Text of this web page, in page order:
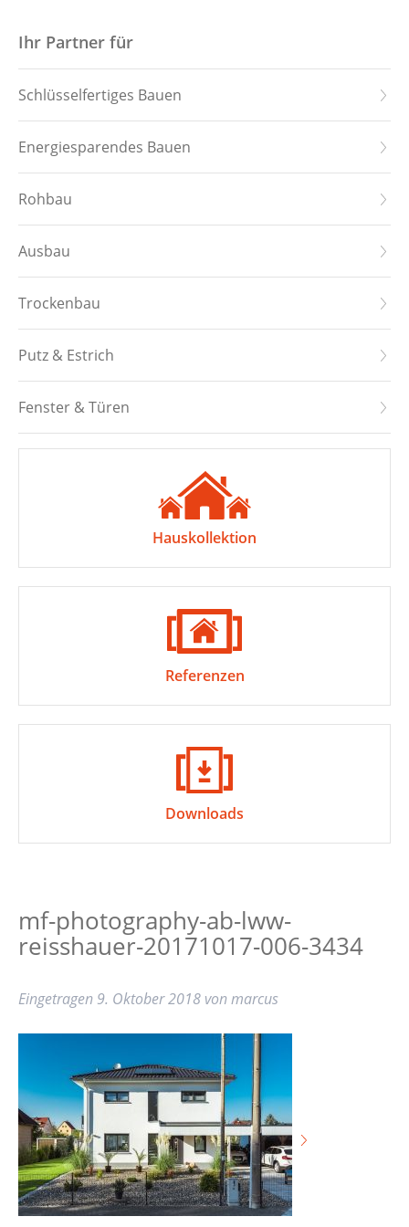
Hauskollektion
Downloads
Leistungen
Referenzen
Über uns
Stellenangebote
Kontakt
Ihr Partner für
Schlüsselfertiges Bauen
Energiesparendes Bauen
Rohbau
Ausbau
Trockenbau
Putz & Estrich
Fenster & Türen
Hauskollektion
Referenzen
Downloads
mf-photography-ab-lww-
reisshauer-20171017-006-3434
Eingetragen 9. Oktober 2018 vonmarcus